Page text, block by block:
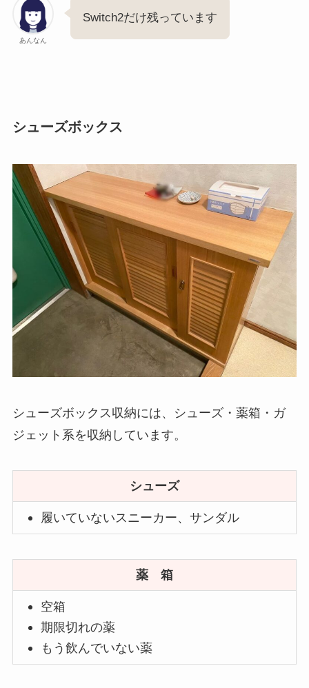
あんなん
Switch2だけ残っています
シューズボックス
シューズボックス収納には、シューズ・薬箱・ガ
ジェット系を収納しています。
シューズ
履いていないスニーカー、サンダル
薬 箱
空箱
期限切れの薬
もう飲んでいない薬